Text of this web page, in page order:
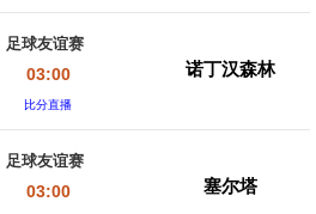
足球友谊赛
03:00
比分直播
诺丁汉森林
足球友谊赛
03:00 塞尔塔